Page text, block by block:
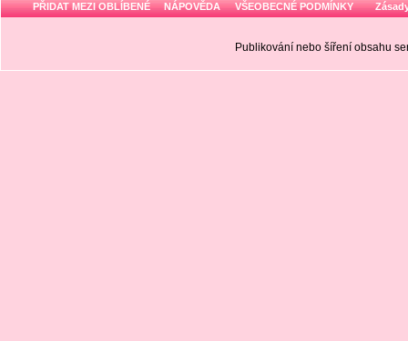
PŘIDAT MEZI OBLÍBENÉ NÁPOVĚDA VŠEOBECNÉ PODMÍNKY
Publikování nebo šíření obsahu